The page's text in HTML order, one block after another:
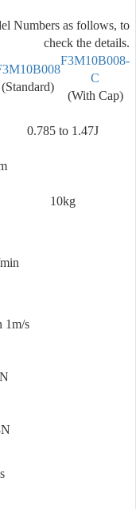
Numbers as follows, to
check the details.
(Standard)
F3M10B008-
C
(With Cap)
0.785 to 1.47J
10kg
1m/s